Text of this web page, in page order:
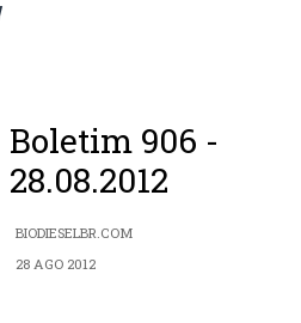
Boletim 906 -
28.08.2012
BIODIESELBR.COM
28 AGO 2012